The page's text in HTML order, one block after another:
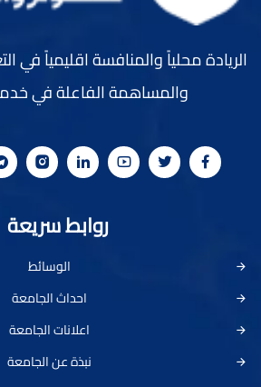
الريادة محلياً والمنافسة اقليمياً في
والمساهمة الفاعلة في
روابط سريعة
الوسائط
احداث الجامعة
اعلانات الجامعة
نبذة عن الجامعة